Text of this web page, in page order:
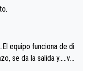
equipo funciona de di
se da la salida y…..ve